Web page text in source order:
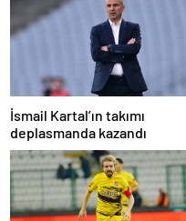
İsmail Kartal’ın takımı
deplasmanda kazandı